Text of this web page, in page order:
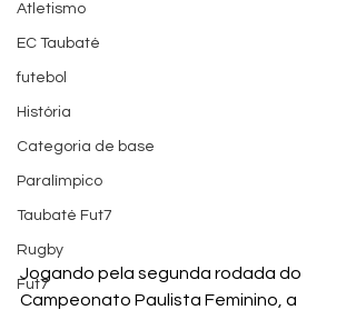
Atletismo
EC Taubaté
futebol
História
Categoria de base
Paralímpico
Taubaté Fut7
Rugby
Fut7
Jogando pela segunda rodada do
Campeonato Paulista Feminino, a